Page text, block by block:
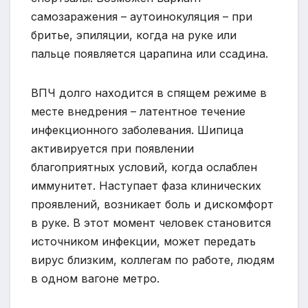
самозаражения – аутоинокуляция – при
бритье, эпиляции, когда на руке или
пальце появляется царапина или ссадина.
ВПЧ долго находится в спящем режиме в
месте внедрения – латентное течение
инфекционного заболевания. Шипица
активируется при появлении
благоприятных условий, когда ослаблен
иммунитет. Наступает фаза клинических
проявлений, возникает боль и дискомфорт
в руке. В этот момент человек становится
источником инфекции, может передать
вирус близким, коллегам по работе, людям
в одном вагоне метро.